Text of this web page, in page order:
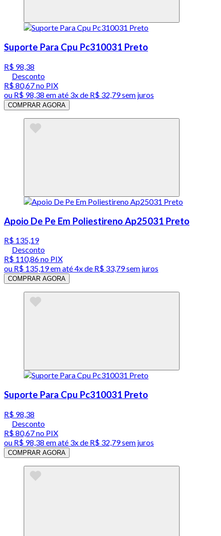
Suporte Para Cpu Pc310031 Preto
R$ 98,38
Desconto
R$ 80,67no PIX
ou R$ 98,38 em até 3x de R$ 32,79 sem juros
COMPRAR AGORA
Apoio De Pe Em Poliestireno Ap25031 Preto
R$ 135,19
Desconto
R$ 110,86no PIX
ou R$ 135,19em até4x de R$ 33,79 sem juros
COMPRAR AGORA
Suporte Para Cpu Pc310031 Preto
R$ 98,38
Desconto
R$ 80,67no PIX
ou R$ 98,38 em até 3x de R$ 32,79 sem juros
COMPRAR AGORA